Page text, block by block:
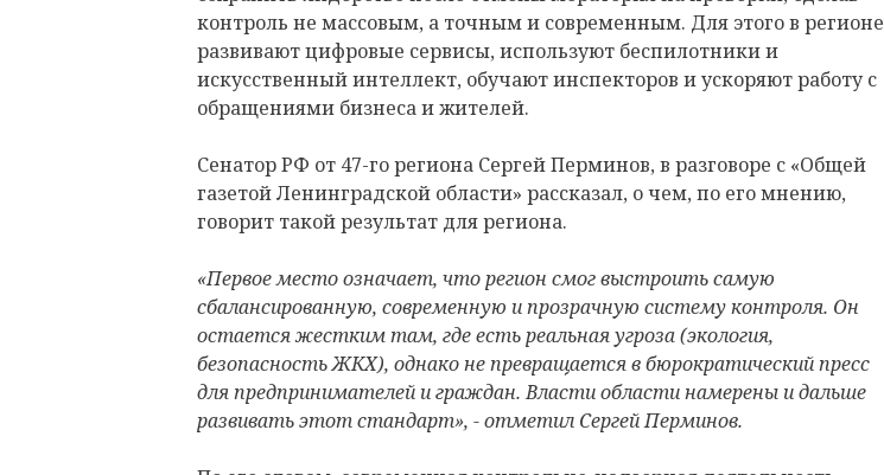
контроль не массовым, а точным и современным. Для этого в регионе
развивают цифровые сервисы, используют беспилотники и
искусственный интеллект, обучают инспекторов и ускоряют работу с
обращениями бизнеса и жителей.
Сенатор РФ от 47-го региона Сергей Перминов, в разговоре с «Общей
газетой Ленинградской области» рассказал, о чем, по его мнению,
говорит такой результат для региона.
«Первое место означает, что регион смог выстроить самую
сбалансированную, современную и прозрачную систему контроля. Он
остается жестким там, где есть реальная угроза (экология,
безопасность ЖКХ), однако не превращается в бюрократический пресс
для предпринимателей и граждан. Власти области намерены и дальше
развивать этот стандарт», - отметил Сергей Перминов.